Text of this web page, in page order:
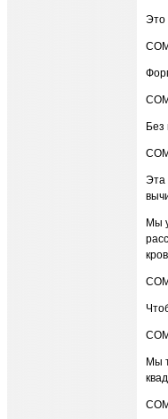
Это
Без
Эта
Мы
Мы